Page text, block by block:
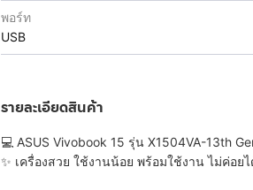
พอร์ท
USB
รายละเอียดสินค้า
💻 ASUS Vivobook 15 รุ่น X1504VA-13th
✨ เครื่องสวย ใช้งานน้อย พร้อมใช้งาน ไม่ค่อย